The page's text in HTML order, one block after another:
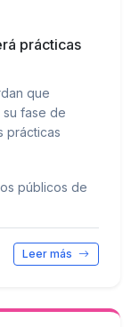
prácticas
que
su fase de
prácticas
públicos de
Leer más